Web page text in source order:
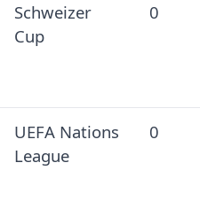
Schweizer
Cup
0
UEFA Nations
League
0